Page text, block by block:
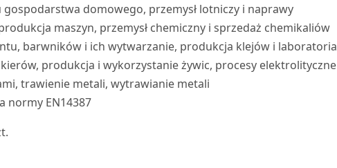
domowego, przemysł lotniczy i naprawy
maszyn, przemysł chemiczny i sprzedaż chemikaliów
barwników i ich wytwarzanie, produkcja klejów i laboratoria
produkcja i wykorzystanie żywic, procesy elektrolityczne
trawienie metali, wytrawianie metali
normy EN14387